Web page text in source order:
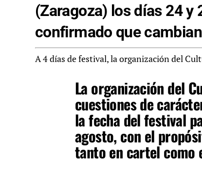
(Zaragoza) los días 24 y
confirmado que
A 4 días de festival, la organización del
La organización del
cuestiones de
la fecha del festival
agosto, con el
tanto en cartel como